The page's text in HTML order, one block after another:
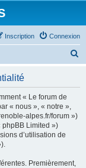
Connexion
Inscription
« Le forum de
« nous », « notre »,
alpes.fr/forum »)
phpBB Limited »)
d’utilisation de
Premièrement,